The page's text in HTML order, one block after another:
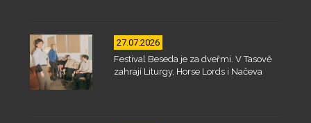
27.07.2026
Festival Beseda je za dveřmi. V Tasově
zahrají Liturgy, Horse Lords i Načeva